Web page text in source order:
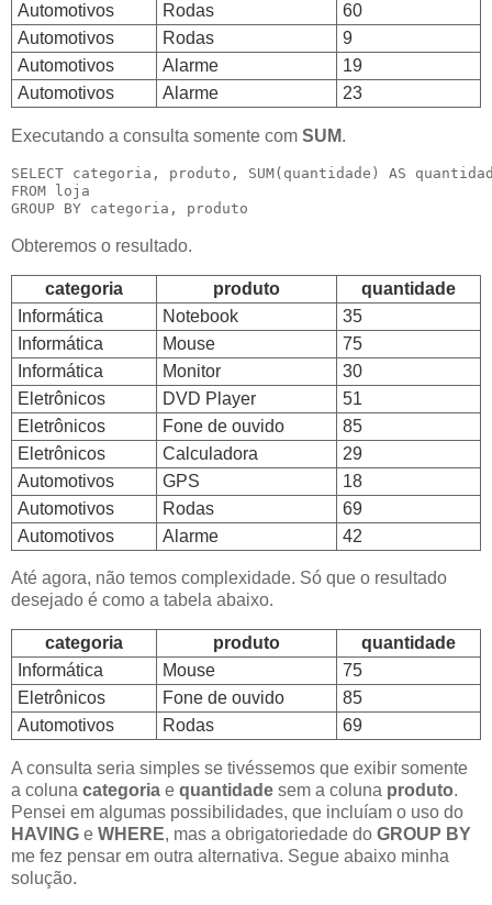
Automotivos
Rodas
60
Automotivos
Rodas
9
Automotivos
Alarme
19
Automotivos
Alarme 23
Executando a consulta somente com SUM.
SELECT categoria, produto, SUM(quantidade) AS
FROM loja
GROUP BY categoria, produto
Obteremos o resultado.
categoria produto
quantidade
Informática
Notebook
35
Informática
Mouse
75
Informática
Monitor
30
Eletrônicos
DVD Player
51
Eletrônicos
Fone de ouvido
85
Eletrônicos
Calculadora
29
Automotivos
GPS
18
Automotivos
Rodas
69
Automotivos
Alarme 42
Até agora, não temos complexidade. Só que o resultado
desejado é como a tabela abaixo.
categoria produto
quantidade
Informática
Mouse
75
Eletrônicos
Fone de ouvido
85
Automotivos
Rodas 69
A consulta seria simples se tivéssemos que exibir somente
a coluna categoria e quantidade sem a coluna produto.
Pensei em algumas possibilidades, que incluíam o uso do
HAVING e WHERE, mas a obrigatoriedade do GROUP BY
me fez pensar em outra alternativa. Segue abaixo minha
solução.